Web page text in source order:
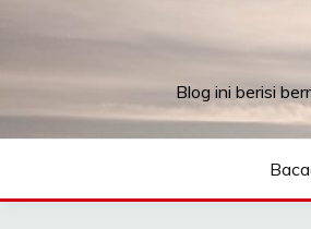
Blog ini berisi